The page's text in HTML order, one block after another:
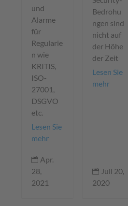
und
Alarme
für
Regularie
n wie
KRITIS,
ISO-
27001,
DSGVO
etc.
Lesen Sie
mehr
 Apr.
28,
2021
Bedrohu
ngen sind
nicht auf
der Höhe
der Zeit
Lesen Sie
mehr
 Juli 20,
2020